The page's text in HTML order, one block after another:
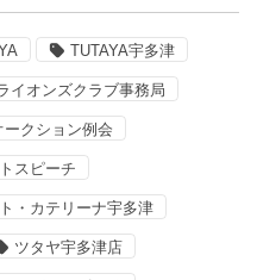
TUTAYA宇多津
イオンズクラブ事務局
ークション例会
スピーチ
・カテリーナ宇多津
ツタヤ宇多津店